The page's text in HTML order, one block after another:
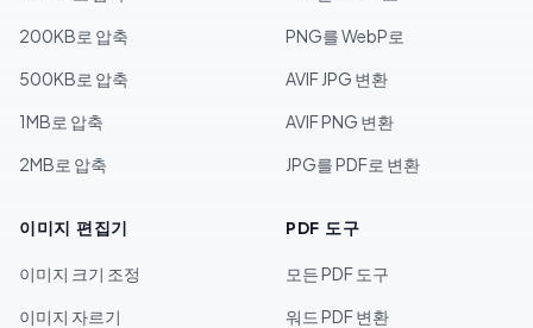
200KB로 압축
500KB로 압축
1MB로 압축
2MB로 압축
PNG를 WebP로
AVIF JPG 변환
AVIF PNG 변환
JPG를 PDF로 변환
이미지 편집기
이미지 크기 조정
이미지 자르기
PDF 도구
모든 PDF 도구
워드 PDF 변환